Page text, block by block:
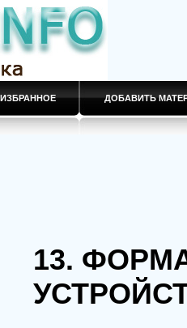
ДОБАВИТЬ
13.